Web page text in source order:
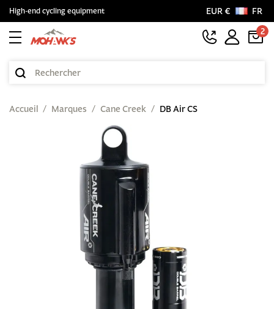
High-end cycling equipment EUR €
FR
2
Accueil Marques Cane Creek DB Air CS